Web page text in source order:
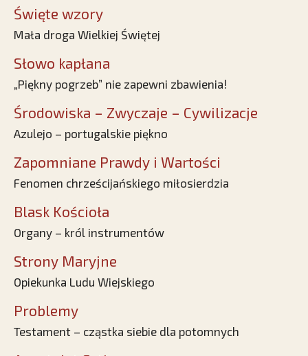
Święte wzory
Mała droga Wielkiej Świętej
Słowo kapłana
„Piękny pogrzeb” nie zapewni zbawienia!
Środowiska – Zwyczaje – Cywilizacje
Azulejo – portugalskie piękno
Zapomniane Prawdy i Wartości
Fenomen chrześcijańskiego miłosierdzia
Blask Kościoła
Organy – król instrumentów
Strony Maryjne
Opiekunka Ludu Wiejskiego
Problemy
Testament – cząstka siebie dla potomnych